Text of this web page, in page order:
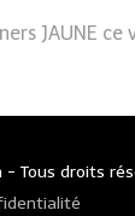
JAUNE
- Tous droits